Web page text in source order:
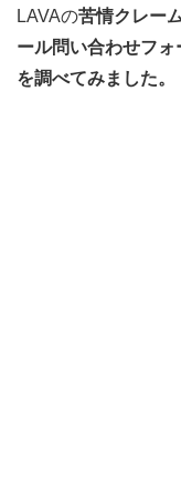
LAVAの苦情クレー
ール問い合わせフ
を調べてみました。